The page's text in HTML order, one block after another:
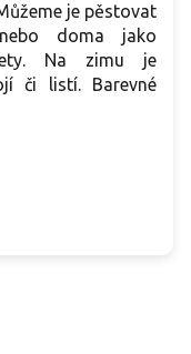
je pěstovat
doma jako
Na zimu je
či listí. Barevné